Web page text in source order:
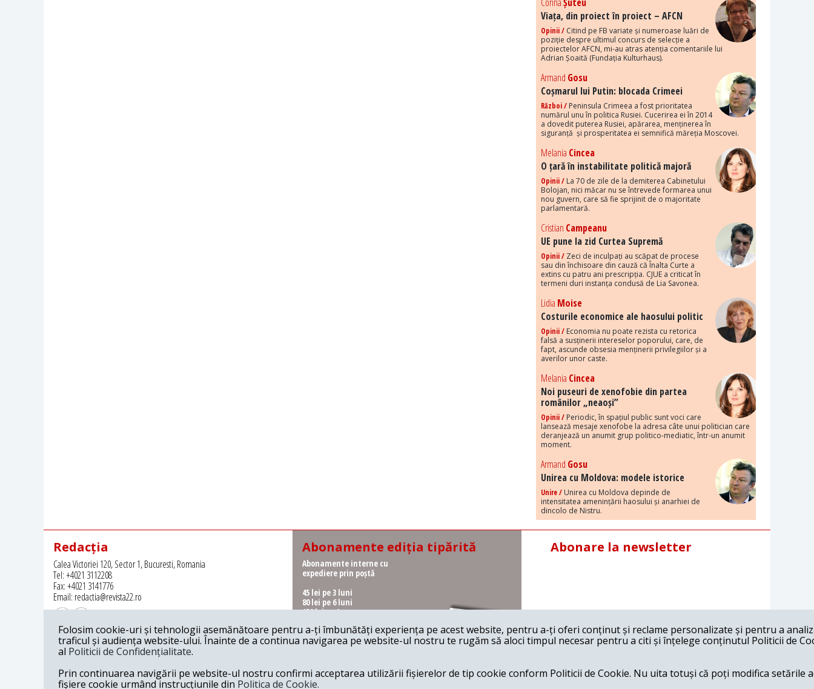
Viața, din proiect în proiect – AFCN
Opinii / Citind pe FB variate și numeroase luări de
poziție despre ultimul concurs de selecție a
proiectelor AFCN, mi-au atras atenția comentariile lui
Adrian Șoaită (Fundația Kulturhaus).
Armand Gosu
Coșmarul lui Putin: blocada Crimeei
Război / Peninsula Crimeea a fost prioritatea
numărul unu în politica Rusiei. Cucerirea ei în 2014
a dovedit puterea Rusiei, apărarea, menținerea în
siguranță și prosperitatea ei semnifică măreția Moscovei.
Melania Cincea
O țară în instabilitate politică majoră
Opinii / La 70 de zile de la demiterea Cabinetului
Bolojan, nici măcar nu se întrevede formarea unui
nou guvern, care să fie sprijinit de o majoritate
parlamentară.
Cristian Campeanu
UE pune la zid Curtea Supremă
Opinii / Zeci de inculpați au scăpat de procese
sau din închisoare din cauză că Înalta Curte a
extins cu patru ani prescripția. CJUE a criticat în
termeni duri instanța condusă de Lia Savonea.
Lidia Moise
Costurile economice ale haosului politic
Opinii / Economia nu poate rezista cu retorica
falsă a susținerii intereselor poporului, care, de
fapt, ascunde obsesia menținerii privilegiilor și a
averilor unor caste.
Melania Cincea
Noi puseuri de xenofobie din partea
românilor „neaoși”
Opinii / Periodic, în spațiul public sunt voci care
lansează mesaje xenofobe la adresa câte unui politician care
deranjează un anumit grup politico-mediatic, într-un anumit
moment.
Armand Gosu
Unirea cu Moldova: modele istorice
Unire / Unirea cu Moldova depinde de
intensitatea amenințării haosului și anarhiei de
dincolo de Nistru.
Redacția
Calea Victoriei 120, Sector 1, Bucuresti, Romania
Tel: +4021 3112208
Fax: +4021 3141776
Email: redactia@revista22.ro
Revista 22 este editata de
Abonamente ediția tipărită
Abonamente interne cu
expediere prin poștă
45 lei pe 3 luni
80 lei pe 6 luni
150 lei pe 1 an
Abonamente interne cu
ridicare de la redacție
62 lei pe 6 luni
115 lei pe 1 an
Abonare la newsletter
Folosim cookie-uri și tehnologii asemănătoare pentru a-ți îmbunătăți experiența pe acest website, pentru a-ți oferi conținut și reclame personalizate și pentru a
traficul și audiența website-ului. Înainte de a continua navigarea pe website-ul nostru te rugăm să aloci timpul necesar pentru a citi și înțelege conținutul Politicii de
al Politicii de Confidențialitate.
Prin continuarea navigării pe website-ul nostru confirmi acceptarea utilizării fișierelor de tip cookie conform Politicii de Cookie. Nu uita totuși că poți modifica setările
fișiere cookie urmând instrucțiunile din Politica de Cookie.